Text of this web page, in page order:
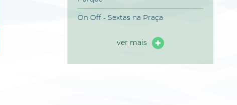
On Off - Sextas na Praça
ver mais